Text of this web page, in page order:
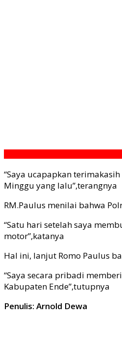
“Saya ucapapkan
Minggu yang lalu”,terangnya
RM.Paulus menilai bahwa
“Satu hari setelah saya
motor”,katanya
Hal ini, lanjut Romo Paulus
“Saya secara pribadi
Kabupaten Ende”,tutupnya
Penulis: Arnold Dewa